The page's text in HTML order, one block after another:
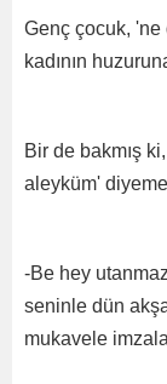
Genç çocuk, 'ne
kadının
Bir de bakmış
aleyküm'
-Be hey
seninle dün
mukavele